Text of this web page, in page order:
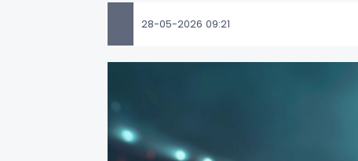
28-05-2026 09:21